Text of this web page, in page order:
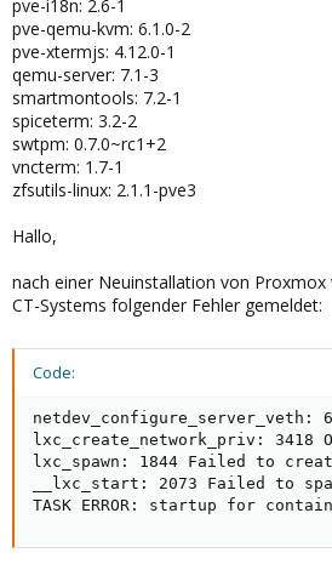
pve-i18n: 2.6-1
pve-qemu-kvm: 6.1.0-2
pve-xtermjs: 4.12.0-1
qemu-server: 7.1-3
smartmontools: 7.2-1
spiceterm: 3.2-2
swtpm: 0.7.0~rc1+2
vncterm: 1.7-1
zfsutils-linux: 2.1.1-pve3
Hallo,
nach einer Neuinstallation von Proxmox
CT-Systems folgender Fehler gemeldet:
Code:
lxc_create_network_priv:
lxc_spawn: 1844 Failed to
__lxc_start: 2073 Failed to
TASK ERROR: startup for